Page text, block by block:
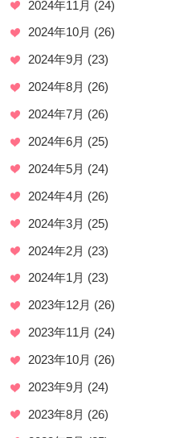
2024年11月 (24)
2024年10月 (26)
2024年9月 (23)
2024年8月 (26)
2024年7月 (26)
2024年6月 (25)
2024年5月 (24)
2024年4月 (26)
2024年3月 (25)
2024年2月 (23)
2024年1月 (23)
2023年12月 (26)
2023年11月 (24)
2023年10月 (26)
2023年9月 (24)
2023年8月 (26)